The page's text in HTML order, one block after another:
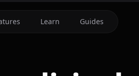
Learn Guides